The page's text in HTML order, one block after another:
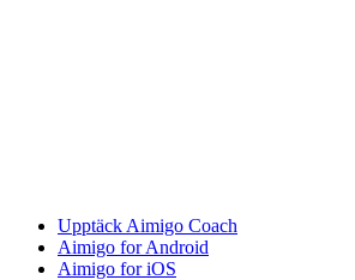
Upptäck Aimigo Coach
Aimigo for Android
Aimigo for iOS